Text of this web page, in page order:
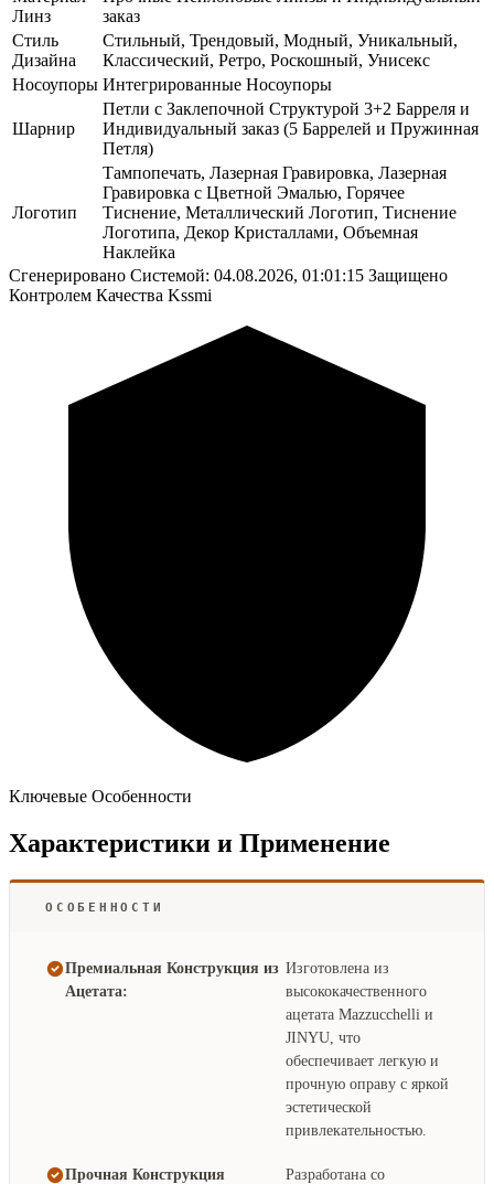
Линз
заказ
Стиль
Дизайна
Стильный, Трендовый, Модный, Уникальный,
Классический, Ретро, Роскошный, Унисекс
Носоупоры Интегрированные Носоупоры
Шарнир
Петли с Заклепочной Структурой 3+2 Барреля и
Индивидуальный заказ (5 Баррелей и Пружинная
Петля)
Логотип
Тампопечать, Лазерная Гравировка, Лазерная
Гравировка с Цветной Эмалью, Горячее
Тиснение, Металлический Логотип, Тиснение
Логотипа, Декор Кристаллами, Объемная
Наклейка
Сгенерировано Системой: 04.08.2026, 01:01:15 Защищено
Контролем Качества Kssmi
Ключевые Особенности
Характеристики и Применение
ОСОБЕННОСТИ
Премиальная Конструкция из
Ацетата:
Изготовлена из
высококачественного
ацетата Mazzucchelli и
JINYU, что
обеспечивает легкую и
прочную оправу с яркой
эстетической
привлекательностью.
Прочная Конструкция
Разработана со